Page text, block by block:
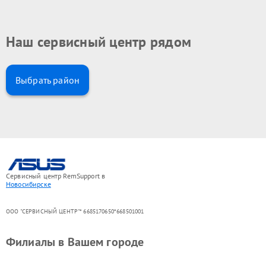
Наш сервисный центр рядом
Выбрать район
Сервисный центр RemSupport в
Новосибирске
ООО "СЕРВИСНЫЙ ЦЕНТР"* 6685170650*668501001
Филиалы в Вашем городе